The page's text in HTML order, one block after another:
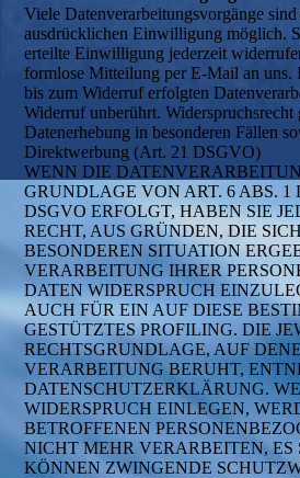
Viele Datenverarbeitungsvorgänge
ausdrücklichen Einwilligung möglich.
erteilte Einwilligung jederzeit
formlose Mitteilung per E-Mail an uns.
bis zum Widerruf erfolgten
Widerruf unberührt. Widerspruchsrecht
Datenerhebung in besonderen Fällen
Direktwerbung (Art. 21 DSGVO)
WENN DIE
GRUNDLAGE VON ART. 6 ABS. 1
DSGVO ERFOLGT, HABEN SIE
RECHT, AUS GRÜNDEN, DIE
BESONDEREN SITUATION
VERARBEITUNG IHRER
DATEN WIDERSPRUCH
AUCH FÜR EIN AUF DIESE
GESTÜTZTES PROFILING. DIE
RECHTSGRUNDLAGE, AUF
VERARBEITUNG BERUHT,
DATENSCHUTZERKLÄRUNG.
WIDERSPRUCH EINLEGEN,
BETROFFENEN
NICHT MEHR VERARBEITEN, ES
KÖNNEN ZWINGENDE